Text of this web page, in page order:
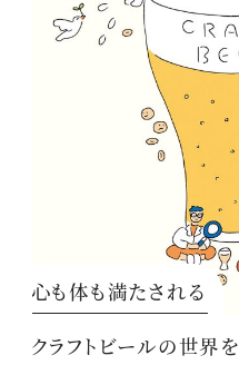
心も体も満たされる
クラフトビールの世界を